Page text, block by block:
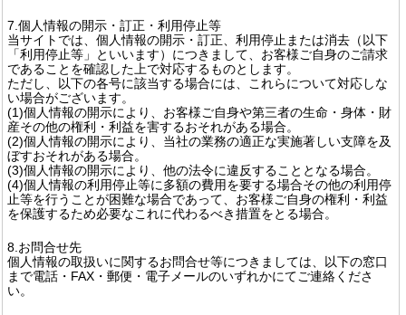
7.個人情報の開示・訂正・利用停止等
当サイトでは、個人情報の開示・訂正、利用停止または消去（以下
「利用停止等」といいます）につきまして、お客様ご自身のご請求
であることを確認した上で対応するものとします。
ただし、以下の各号に該当する場合には、これらについて対応しな
い場合がございます。
(1)個人情報の開示により、お客様ご自身や第三者の生命・身体・財
産その他の権利・利益を害するおそれがある場合。
(2)個人情報の開示により、当社の業務の適正な実施著しい支障を及
ぼすおそれがある場合。
(3)個人情報の開示により、他の法令に違反することとなる場合。
(4)個人情報の利用停止等に多額の費用を要する場合その他の利用停
止等を行うことが困難な場合であって、お客様ご自身の権利・利益
を保護するため必要なこれに代わるべき措置をとる場合。
8.お問合せ先
個人情報の取扱いに関するお問合せ等につきましては、以下の窓口
まで電話・FAX・郵便・電子メールのいずれかにてご連絡くださ
い。